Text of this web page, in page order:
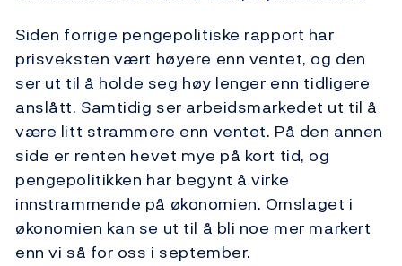
Siden forrige pengepolitiske rapport har
prisveksten vært høyere enn ventet, og den
ser ut til å holde seg høy lenger enn tidligere
anslått. Samtidig ser arbeidsmarkedet ut til å
være litt strammere enn ventet. På den annen
side er renten hevet mye på kort tid, og
pengepolitikken har begynt å virke
innstrammende på økonomien. Omslaget i
økonomien kan se ut til å bli noe mer markert
enn vi så for oss i september.